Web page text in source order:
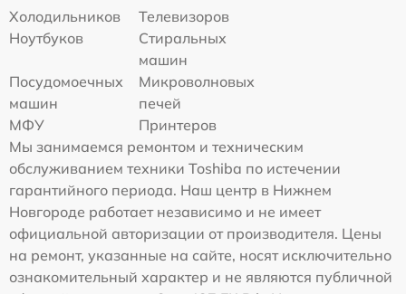
Холодильников
Телевизоров
Ноутбуков
Стиральных
машин
Посудомоечных
машин
Микроволновых
печей
МФУ
Принтеров
Мы занимаемся ремонтом и техническим
обслуживанием техники Toshiba по истечении
гарантийного периода. Наш центр в Нижнем
Новгороде работает независимо и не имеет
официальной авторизации от производителя. Цены
на ремонт, указанные на сайте, носят исключительно
ознакомительный характер и не являются публичной